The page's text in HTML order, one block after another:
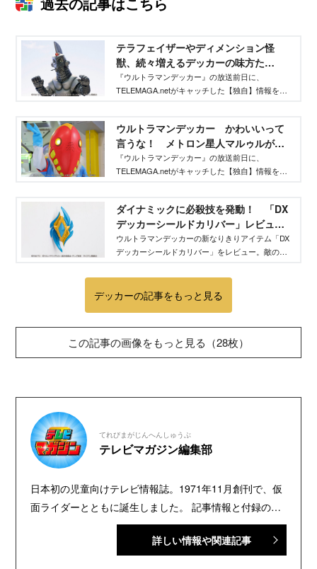
テラフェイザーやディメンション怪
獣、続々増えるデッカーの味方た
ち……!? - TELEMAGA.net
『ウルトラマンデッカー』の放送前日に、
TELEMAGA.netがキャッチした【独自】情報をい
ラス、アギラに関する情報をお届けします。
ウルトラマンデッカー かわいいって
言うな！ メトロン星人マルゥルがふ
たたび登場！ - TELEMAGA.net
『ウルトラマンデッカー』の放送前日に、
TELEMAGA.netがキャッチした【独自】情報をい
作品に登場したメトロン星人に関する情報をお届
けします。
ダイナミックに必殺技を発動！ 「DX
デッカーシールドカリバー」レビュー -
TELEMAGA.net
ウルトラマンデッカーの新なりきりアイテム「DX
デッカーシールドカリバー」をレビュー。敵の攻
デッカーの記事をもっと見る
この記事の画像をもっと見る（28枚）
てれびまがじんへんしゅうぶ
テレビマガジン編集部
日本初の児童向けテレビ情報誌。1971年11月創刊で、仮
面ライダーとともに誕生しました。 記事情報と付録の詳
細は、YouTubeの『テレビマガジン 公式動画チャンネ
ル』で配信中。講談社発行の幼年・児童・少年・少女向
詳しい情報や関連記事